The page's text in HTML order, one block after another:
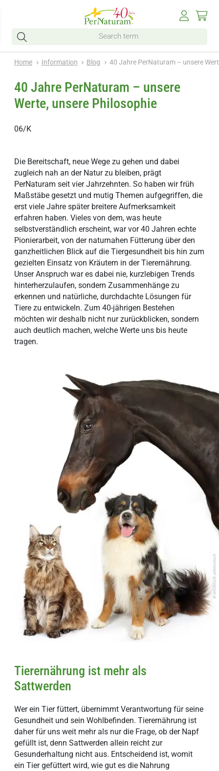
Home Information Blog 40 Jahre PerNaturam – unsere
40 Jahre PerNaturam – unsere
Werte, unsere Philosophie
06/K
Die Bereitschaft, neue Wege zu gehen und dabei
zugleich nah an der Natur zu bleiben, prägt
PerNaturam seit vier Jahrzehnten. So haben wir früh
Maßstäbe gesetzt und mutig Themen aufgegriffen, die
erst viele Jahre später breitere Aufmerksamkeit
erfahren haben. Vieles von dem, was heute
selbstverständlich erscheint, war vor 40 Jahren echte
Pionierarbeit, von der naturnahen Fütterung über den
ganzheitlichen Blick auf die Tiergesundheit bis hin zum
gezielten Einsatz von Kräutern in der Tierernährung.
Unser Anspruch war es dabei nie, kurzlebigen Trends
hinterherzulaufen, sondern Zusammenhänge zu
erkennen und natürliche, durchdachte Lösungen für
Tiere zu entwickeln. Zum 40-jährigen Bestehen
möchten wir deshalb nicht nur zurückblicken, sondern
auch deutlich machen, welche Werte uns bis heute
tragen.
Tierernährung ist mehr als
Sattwerden
Wer ein Tier füttert, übernimmt Verantwortung für seine
Gesundheit und sein Wohlbefinden. Tierernährung ist
daher für uns weit mehr als nur die Frage, ob der Napf
gefüllt ist, denn Sattwerden allein reicht zur
Gesunderhaltung nicht aus. Entscheidend ist, womit
ein Tier gefüttert wird, wie gut es die Nahrung